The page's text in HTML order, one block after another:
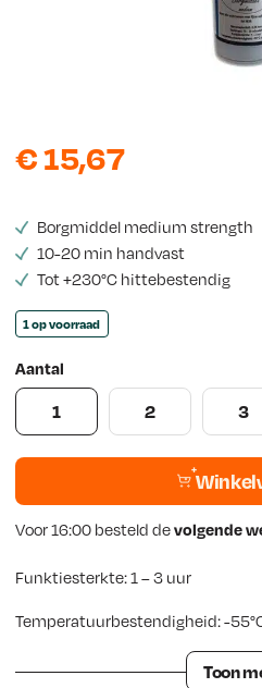
€15,67
Borgmiddel medium strength
10-20 min handvast
Tot +230°C hittebestendig
1 op voorraad
Aantal
1 2 3
Voor 16:00 besteld devolgende
Funktiesterkte: 1 – 3 uur
Temperatuurbestendigheid: -
Toon